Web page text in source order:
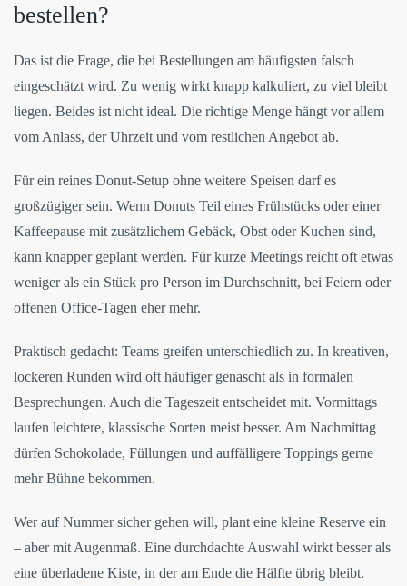
bestellen?
Das ist die Frage, die bei Bestellungen am häufigsten falsch
eingeschätzt wird. Zu wenig wirkt knapp kalkuliert, zu viel bleibt
liegen. Beides ist nicht ideal. Die richtige Menge hängt vor allem
vom Anlass, der Uhrzeit und vom restlichen Angebot ab.
Für ein reines Donut-Setup ohne weitere Speisen darf es
großzügiger sein. Wenn Donuts Teil eines Frühstücks oder einer
Kaffeepause mit zusätzlichem Gebäck, Obst oder Kuchen sind,
kann knapper geplant werden. Für kurze Meetings reicht oft etwas
weniger als ein Stück pro Person im Durchschnitt, bei Feiern oder
offenen Office-Tagen eher mehr.
Praktisch gedacht: Teams greifen unterschiedlich zu. In kreativen,
lockeren Runden wird oft häufiger genascht als in formalen
Besprechungen. Auch die Tageszeit entscheidet mit. Vormittags
laufen leichtere, klassische Sorten meist besser. Am Nachmittag
dürfen Schokolade, Füllungen und auffälligere Toppings gerne
mehr Bühne bekommen.
Wer auf Nummer sicher gehen will, plant eine kleine Reserve ein
– aber mit Augenmaß. Eine durchdachte Auswahl wirkt besser als
eine überladene Kiste, in der am Ende die Hälfte übrig bleibt.